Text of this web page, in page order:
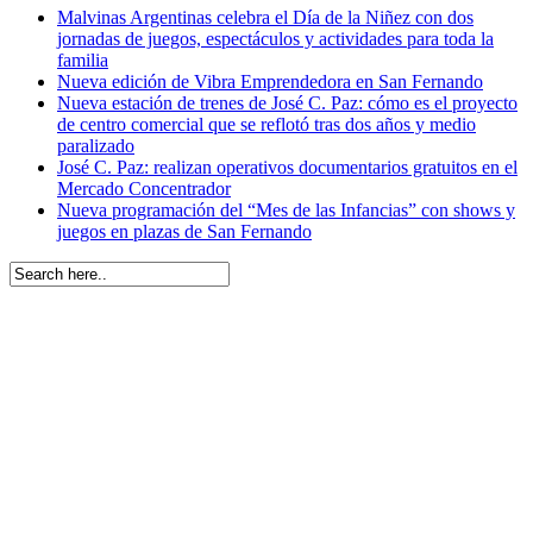
Malvinas Argentinas celebra el Día de la Niñez con dos
jornadas de juegos, espectáculos y actividades para toda la
familia
Nueva edición de Vibra Emprendedora en San Fernando
Nueva estación de trenes de José C. Paz: cómo es el proyecto
de centro comercial que se reflotó tras dos años y medio
paralizado
José C. Paz: realizan operativos documentarios gratuitos en el
Mercado Concentrador
Nueva programación del “Mes de las Infancias” con shows y
juegos en plazas de San Fernando